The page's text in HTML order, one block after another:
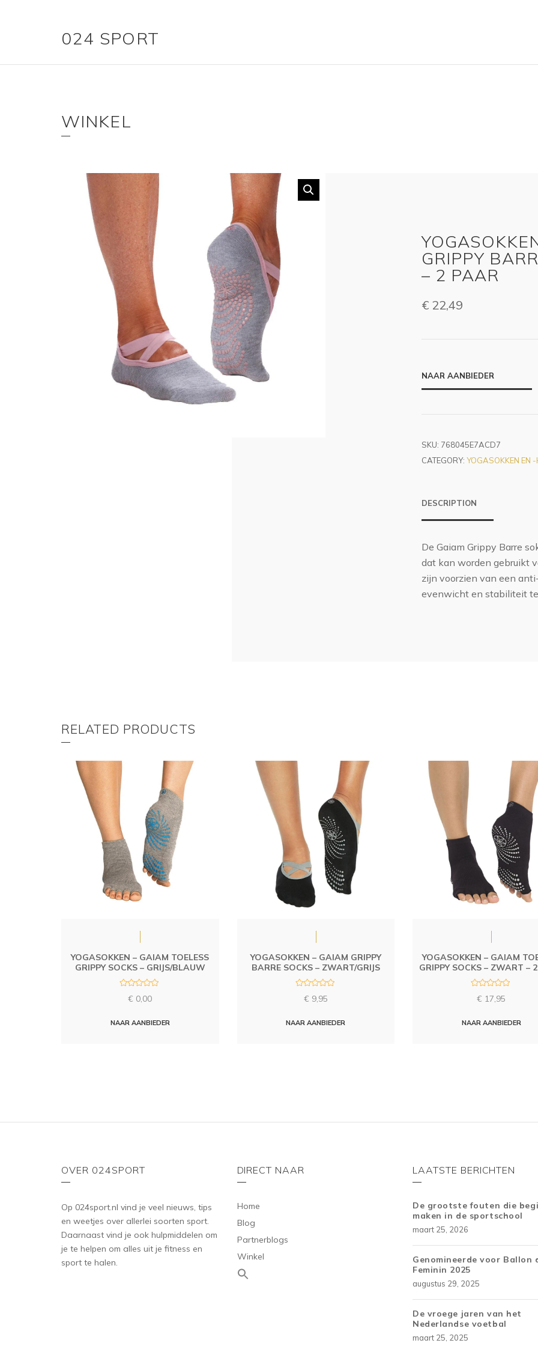
024 SPORT
WINKEL
GRIPPY
– 2 PAAR
€ 22,49
NAAR AANBIEDER
SKU: 768045E7ACD7
CATEGORY: YOGASOKKEN EN
DESCRIPTION
De Gaiam Grippy Barre
dat kan worden gebruikt
zijn voorzien van een
evenwicht en stabiliteit
RELATED PRODUCTS
YOGASOKKEN – GAIAM TOELESS
GRIPPY SOCKS – GRIJS/BLAUW
d
€ 0,00
NAAR AANBIEDER
YOGASOKKEN – GAIAM GRIPPY
BARRE SOCKS – ZWART/GRIJS
d
€ 9,95
NAAR AANBIEDER
YOGASOKKEN – GAIAM
GRIPPY SOCKS – ZWART –
d
€ 17,95
NAAR AANBIEDER
OVER 024SPORT
Op 024sport.nl vind je veel nieuws, tips
en weetjes over allerlei soorten sport.
Daarnaast vind je ook hulpmiddelen om
je te helpen om alles uit je fitness en
sport te halen.
DIRECT NAAR
Home
Blog
Partnerblogs
Winkel
LAATSTE BERICHTEN
De grootste fouten die
maken in de sportschool
maart 25, 2026
Genomineerde voor Ballon
Feminin 2025
augustus 29, 2025
De vroege jaren van het
Nederlandse voetbal
maart 25, 2025